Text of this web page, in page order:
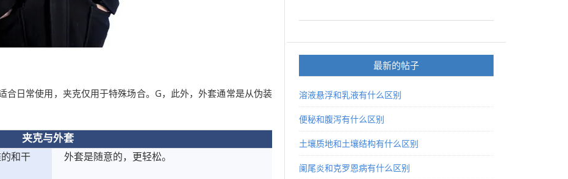
合日常使用，夹克仅用于特殊场合。G，此外，外套通常是从伪装
夹克与外套
和干
外套是随意的，更轻松。
最新的帖子
溶液悬浮和乳液有什么区别
便秘和腹泻有什么区别
土壤质地和土壤结构有什么区别
阑尾炎和克罗恩病有什么区别